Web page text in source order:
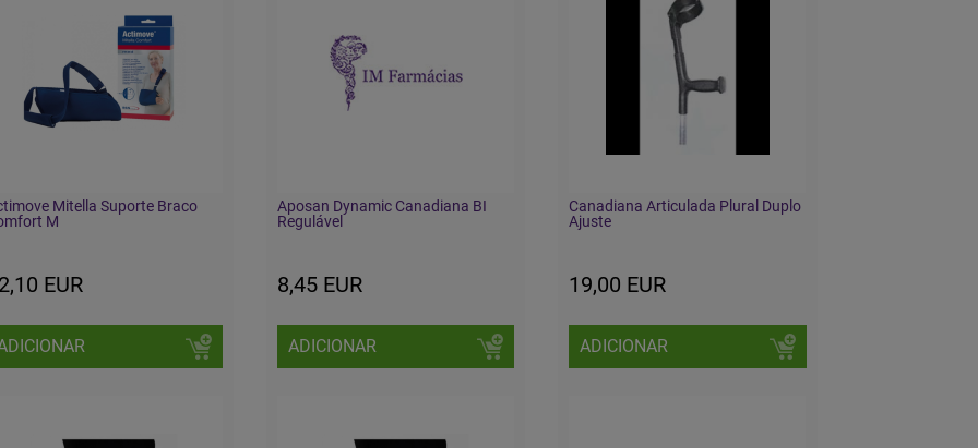
Mitella Suporte Braco
M
EUR
Aposan Dynamic Canadiana BI
Regulável
8,45 EUR
ADICIONAR
Canadiana Articulada Plural Duplo
Ajuste
19,00 EUR
ADICIONAR